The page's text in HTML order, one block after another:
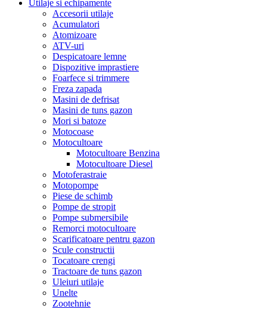
Utilaje si echipamente
Accesorii utilaje
Acumulatori
Atomizoare
ATV-uri
Despicatoare lemne
Dispozitive imprastiere
Foarfece si trimmere
Freza zapada
Masini de defrisat
Masini de tuns gazon
Mori si batoze
Motocoase
Motocultoare
Motocultoare Benzina
Motocultoare Diesel
Motoferastraie
Motopompe
Piese de schimb
Pompe de stropit
Pompe submersibile
Remorci motocultoare
Scarificatoare pentru gazon
Scule constructii
Tocatoare crengi
Tractoare de tuns gazon
Uleiuri utilaje
Unelte
Zootehnie